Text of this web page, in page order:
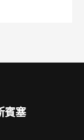
賓塞